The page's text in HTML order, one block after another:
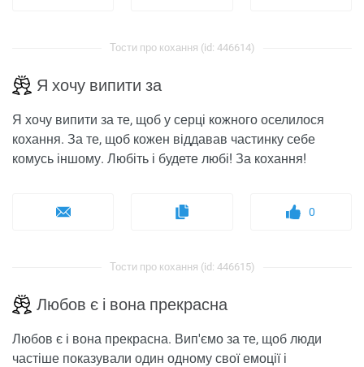
Тости про кохання (id: 446614)
Я хочу випити за
Я хочу випити за те, щоб у серці кожного оселилося
кохання. За те, щоб кожен віддавав частинку себе
комусь іншому. Любіть і будете любі! За кохання!
0
Тости про кохання (id: 446615)
Любов є і вона прекрасна
Любов є і вона прекрасна. Вип'ємо за те, щоб люди
частіше показували один одному свої емоції і